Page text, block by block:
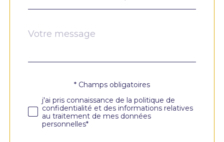
Fieldset
défaut
Message
*
Validation* Champs obligatoires
j'ai pris connaissance de la politique de
confidentialité et des informations relatives
au traitement de mes données
personnelles*